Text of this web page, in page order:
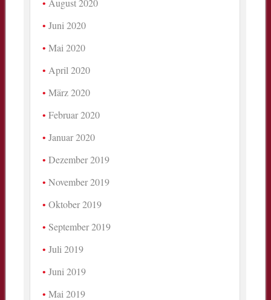
August 2020
Juni 2020
Mai 2020
April 2020
März 2020
Februar 2020
Januar 2020
Dezember 2019
November 2019
Oktober 2019
September 2019
Juli 2019
Juni 2019
Mai 2019